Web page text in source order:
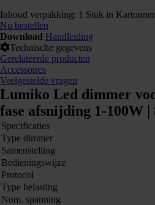
Inhoud verpakking: 1 Stuk in
Nu bestellen
Download Handleiding
Technische gegevens
Gerelateerde producten
Accessoires
Veelgestelde vragen
Lumiko Led dimmer
fase afsnijding 1-100W |
Specificaties
Type dimmer
Samenstelling
Bedieningswijze
Protocol
Type belasting
Nom. spanning